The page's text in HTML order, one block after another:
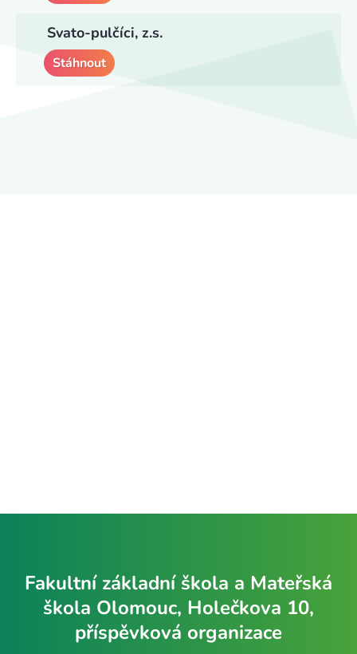
Svato-pulčíci, z.s.
Stáhnout
Fakultní základní škola a Mateřská
škola Olomouc, Holečkova 10,
příspěvková organizace